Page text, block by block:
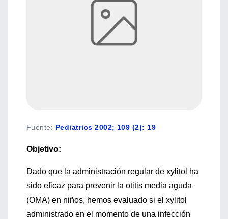
Fuente: Pediatrics 2002; 109 (2): 19
Objetivo:
Dado que la administración regular de xylitol ha
sido eficaz para prevenir la otitis media aguda
(OMA) en niños, hemos evaluado si el xylitol
administrado en el momento de una infección